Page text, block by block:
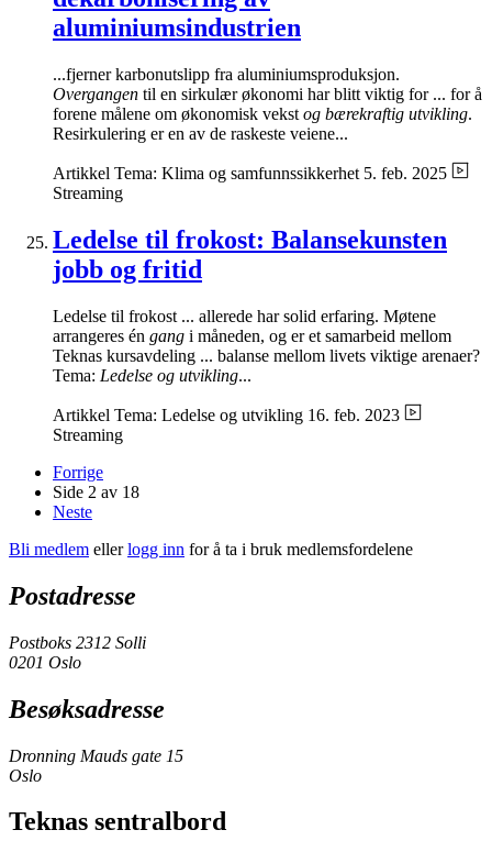
aluminiumsindustrien
...fjerner karbonutslipp fra aluminiumsproduksjon.
Overgangen til en sirkulær økonomi har blitt viktig for ... for å
forene målene om økonomisk vekst og bærekraftig utvikling.
Resirkulering er en av de raskeste veiene...
Artikkel Tema: Klima og samfunnssikkerhet 5. feb. 2025
Streaming
Ledelse til frokost: Balansekunsten
jobb og fritid
Ledelse til frokost ... allerede har solid erfaring. Møtene
arrangeres én gang i måneden, og er et samarbeid mellom
Teknas kursavdeling ... balanse mellom livets viktige arenaer?
Tema: Ledelse og utvikling...
Artikkel Tema: Ledelse og utvikling 16. feb. 2023
Streaming
Forrige
Side 2 av 18
Neste
Bli medlem ellerlogg inn for å ta i bruk medlemsfordelene
Postadresse
Postboks 2312 Solli
0201 Oslo
Besøksadresse
Dronning Mauds gate 15
Oslo
Teknas sentralbord